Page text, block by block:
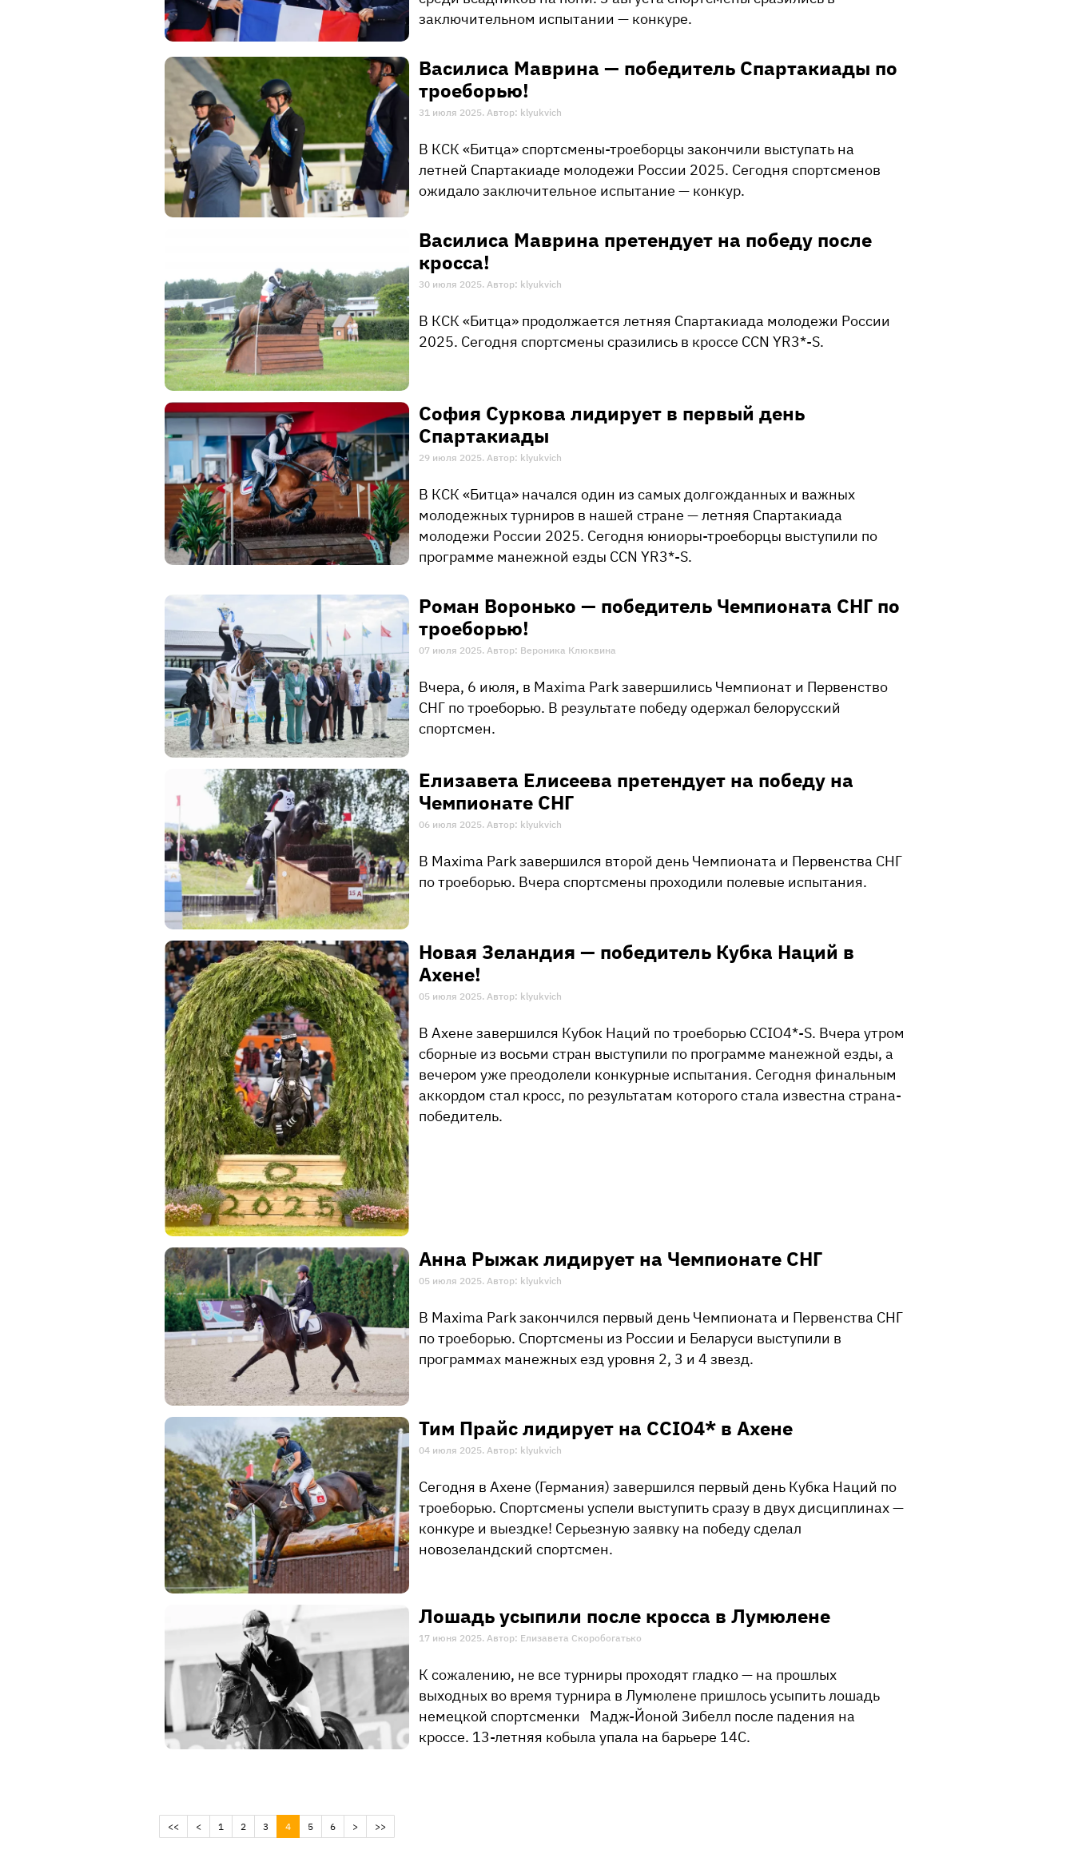
заключительном испытании — конкуре.
​Василиса Маврина — победитель Спартакиады по
троеборью!
31 июля 2025. Автор: klyukvich
В КСК «Битца» спортсмены-троеборцы закончили выступать на
летней Спартакиаде молодежи России 2025. Сегодня спортсменов
ожидало заключительное испытание — конкур.
​Василиса Маврина претендует на победу после
кросса!
30 июля 2025. Автор: klyukvich
В КСК «Битца» продолжается летняя Спартакиада молодежи России
2025. Сегодня спортсмены сразились в кроссе CCN YR3*-S.
​София Суркова лидирует в первый день
Спартакиады
29 июля 2025. Автор: klyukvich
В КСК «Битца» начался один из самых долгожданных и важных
молодежных турниров в нашей стране — летняя Спартакиада
молодежи России 2025. Сегодня юниоры-троеборцы выступили по
программе манежной езды CCN YR3*-S.
Роман Воронько — победитель Чемпионата СНГ по
троеборью!
07 июля 2025. Автор: Вероника Клюквина
Вчера, 6 июля, в Maxima Park завершились Чемпионат и Первенство
СНГ по троеборью. В результате победу одержал белорусский
спортсмен.
Елизавета Елисеева претендует на победу на
Чемпионате СНГ
06 июля 2025. Автор: klyukvich
В Maxima Park завершился второй день Чемпионата и Первенства СНГ
по троеборью. Вчера спортсмены проходили полевые испытания.
Новая Зеландия — победитель Кубка Наций в
Ахене!
05 июля 2025. Автор: klyukvich
В Ахене завершился Кубок Наций по троеборью CCIO4*-S. Вчера утром
сборные из восьми стран выступили по программе манежной езды, а
вечером уже преодолели конкурные испытания. Сегодня финальным
аккордом стал кросс, по результатам которого стала известна страна-
победитель.
Анна Рыжак лидирует на Чемпионате СНГ
05 июля 2025. Автор: klyukvich
В Maxima Park закончился первый день Чемпионата и Первенства СНГ
по троеборью. Спортсмены из России и Беларуси выступили в
программах манежных езд уровня 2, 3 и 4 звезд.
Тим Прайс лидирует на CCIO4* в Ахене
04 июля 2025. Автор: klyukvich
Сегодня в Ахене (Германия) завершился первый день Кубка Наций по
троеборью. Спортсмены успели выступить сразу в двух дисциплинах —
конкуре и выездке! Серьезную заявку на победу сделал
новозеландский спортсмен.
Лошадь усыпили после кросса в Лумюлене
17 июня 2025. Автор: Елизавета Скоробогатько
К сожалению, не все турниры проходят гладко — на прошлых
выходных во время турнира в Лумюлене пришлось усыпить лошадь
немецкой спортсменки Мадж-Йоной Зибелл после падения на
кроссе. 13-летняя кобыла упала на барьере 14С.
<< < 1 2 3 4(current)
5 6 > >>